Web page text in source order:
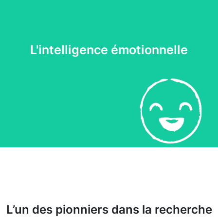
L'intelligence émotionnelle
L’un des pionniers dans la recherche